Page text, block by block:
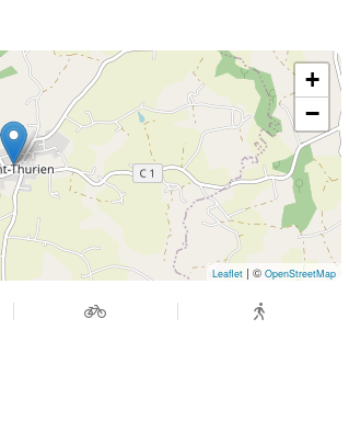
+
−
Leaflet | © OpenStreetMap